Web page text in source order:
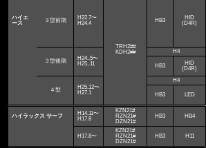
ハイエ
ース
３型前期
H22.7〜
H24.4
TRH2##
KDH2##
HB3
HID
(D4R)
３型後期
H24..5〜
H25..11
H4
HB3
HID
(D4R)
４型
H25.12〜
H27.1
H4
HB3 LED
ハイラックス サーフ
H14.11〜
H17.8
KZN21#
RZN21#
DZN21#
HB3 HB4
H17.8〜
KZN21#
RZN21#
DZN21#
HB3 H11